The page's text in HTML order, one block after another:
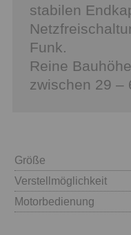
stabilen
Funk.
Reine
zwischen 29 –
Größe
Verstellmöglichkeit
Motorbedienung